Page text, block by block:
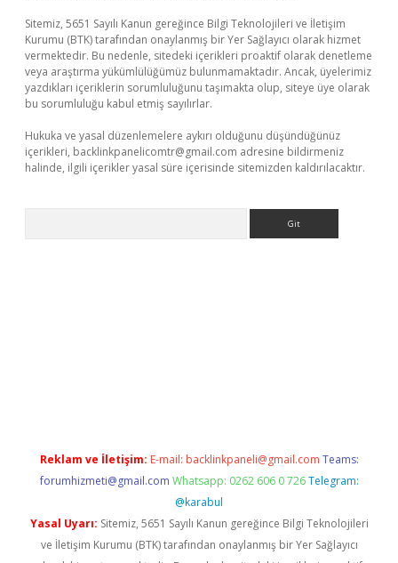
Sitemiz, 5651 Sayılı Kanun gereğince Bilgi Teknolojileri ve İletişim
Kurumu (BTK) tarafından onaylanmış bir Yer Sağlayıcı olarak hizmet
vermektedir. Bu nedenle, sitedeki içerikleri proaktif olarak denetleme
veya araştırma yükümlülüğümüz bulunmamaktadır. Ancak, üyelerimiz
yazdıkları içeriklerin sorumluluğunu taşımakta olup, siteye üye olarak
bu sorumluluğu kabul etmiş sayılırlar.
Hukuka ve yasal düzenlemelere aykırı olduğunu düşündüğünüz
içerikleri, backlinkpanelicomtr@gmail.com adresine bildirmeniz
halinde, ilgili içerikler yasal süre içerisinde sitemizden kaldırılacaktır.
Reklam ve İletişim: E-mail: backlinkpaneli@gmail.com Teams:
forumhizmeti@gmail.com Whatsapp: 0262 606 0 726 Telegram:
@karabul
Yasal Uyarı: Sitemiz, 5651 Sayılı Kanun gereğince Bilgi Teknolojileri
ve İletişim Kurumu (BTK) tarafından onaylanmış bir Yer Sağlayıcı